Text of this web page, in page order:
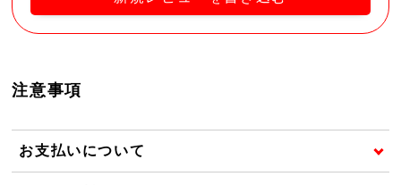
注意事項
お支払いについて